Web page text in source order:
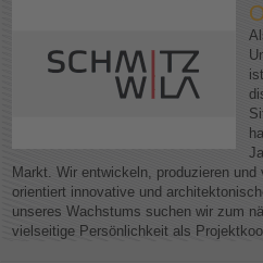
Markt. Wir entwickeln, produzieren
orientiert innovative und
unseres Wachstums suchen wir zum
vielseitige Persönlichkeit als